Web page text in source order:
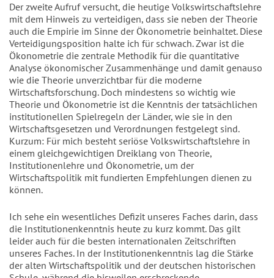
Der zweite Aufruf versucht, die heutige Volkswirtschaftslehre
mit dem Hinweis zu verteidigen, dass sie neben der Theorie
auch die Empirie im Sinne der Ökonometrie beinhaltet. Diese
Verteidigungsposition halte ich für schwach. Zwar ist die
Ökonometrie die zentrale Methodik für die quantitative
Analyse ökonomischer Zusammenhänge und damit genauso
wie die Theorie unverzichtbar für die moderne
Wirtschaftsforschung. Doch mindestens so wichtig wie
Theorie und Ökonometrie ist die Kenntnis der tatsächlichen
institutionellen Spielregeln der Länder, wie sie in den
Wirtschaftsgesetzen und Verordnungen festgelegt sind.
Kurzum: Für mich besteht seriöse Volkswirtschaftslehre in
einem gleichgewichtigen Dreiklang von Theorie,
Institutionenlehre und Ökonometrie, um der
Wirtschaftspolitik mit fundierten Empfehlungen dienen zu
können.
Ich sehe ein wesentliches Defizit unseres Faches darin, dass
die Institutionenkenntnis heute zu kurz kommt. Das gilt
leider auch für die besten internationalen Zeitschriften
unseres Faches. In der Institutionenkenntnis lag die Stärke
der alten Wirtschaftspolitik und der deutschen historischen